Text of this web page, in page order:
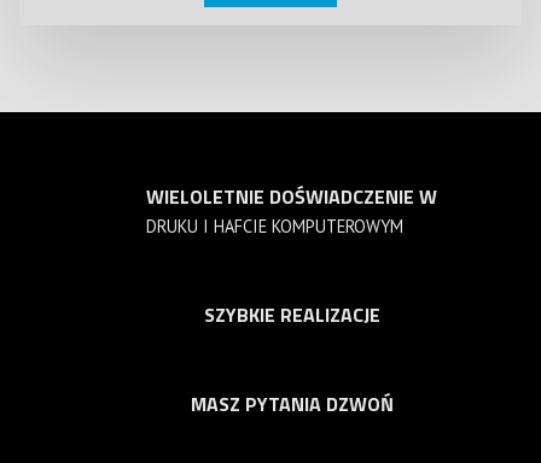
WIELOLETNIE DOŚWIADCZENIE W
DRUKU I HAFCIE KOMPUTEROWYM
SZYBKIE REALIZACJE
MASZ PYTANIA DZWOŃ